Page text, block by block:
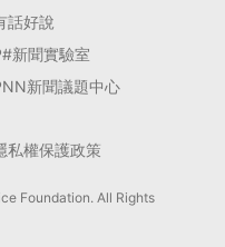
話好說
新聞實驗室
新聞議題中心
私權保護政策
Foundation. All Rights